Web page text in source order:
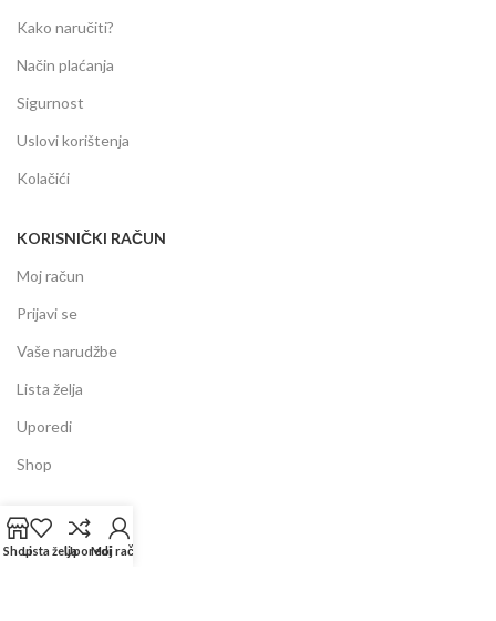
Kako naručiti?
Način plaćanja
Sigurnost
Uslovi korištenja
Kolačići
KORISNIČKI RAČUN
Moj račun
Prijavi se
Vaše narudžbe
Lista želja
Uporedi
Shop
INFORMACIJE
Prodajni centar
ShopLista željaUporediMoj račun